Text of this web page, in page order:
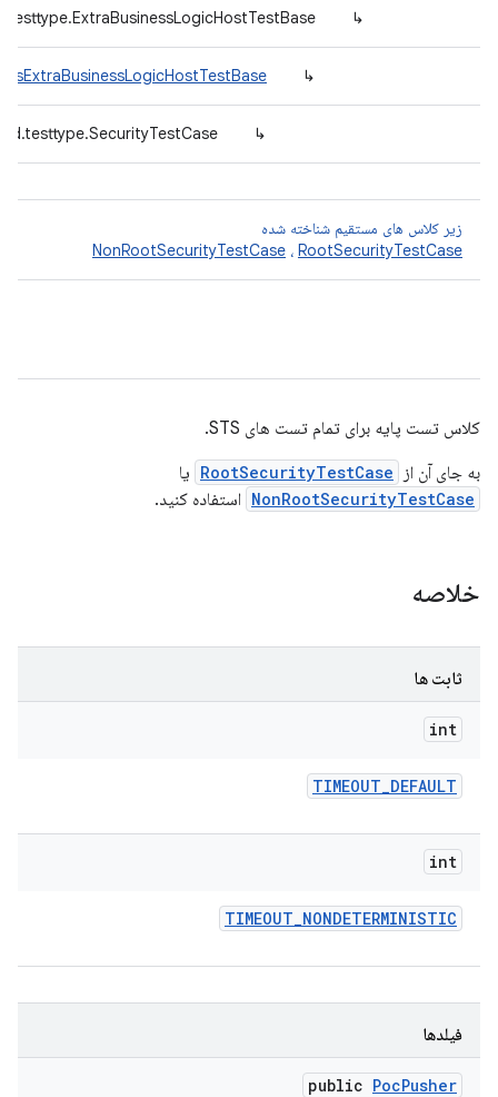
↳
↳
↳
زیر کلاس های مستقیم شناخته شده
NonRootSecurityTestCase ، RootSecurityTestCase
کلاس تست پایه برای تمام تست های STS.
به جای آن از
RootSecurityTestCase یا
NonRootSecurityTestCase استفاده کنید.
خلاصه
ثابت ها
int
TIMEOUT_DEFAULT
int
TIMEOUT_NONDETERMINISTIC
فیلدها
public PocPusher